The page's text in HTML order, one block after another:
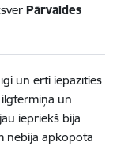
Pārvaldes
un ērti iepazīties
un
iepriekš bija
nebija apkopota